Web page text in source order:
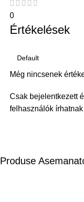
0
Értékelések
Még nincsenek
Csak bejelentkezett
felhasználók
Produse